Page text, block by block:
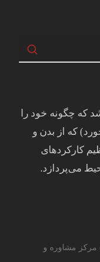
كه چگونه خود را
که از بدن و
کارکردهای
می‌پردازد.
مرکز مشاوره و